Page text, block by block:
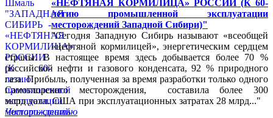
«НЕФТЯНАЯ КОРМИЛИЦА» РОССИИ (К 60-
летию промышленной эксплуатации
месторождений Западной Сибири)"
"Сегодня Западную Сибирь называют «всеобщей
«нефтяной кормилицей», энергетическим сердцем
страны. В настоящее время здесь добывается более 70 %
российской нефти и газового конденсата, 92 % природного
газа. Прибыль, полученная за время разработки только одного
Самотлорского месторождения, составила более 300
млрд долл. США при эксплуатационных затратах 28 млрд..."
Читать статью